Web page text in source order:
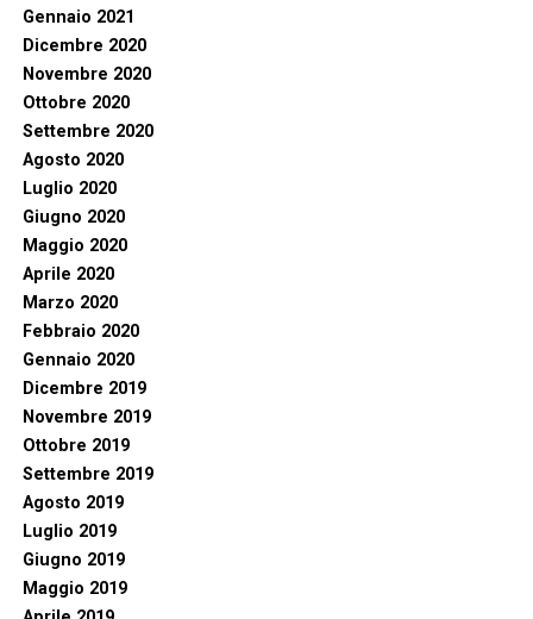
Gennaio 2021
Dicembre 2020
Novembre 2020
Ottobre 2020
Settembre 2020
Agosto 2020
Luglio 2020
Giugno 2020
Maggio 2020
Aprile 2020
Marzo 2020
Febbraio 2020
Gennaio 2020
Dicembre 2019
Novembre 2019
Ottobre 2019
Settembre 2019
Agosto 2019
Luglio 2019
Giugno 2019
Maggio 2019